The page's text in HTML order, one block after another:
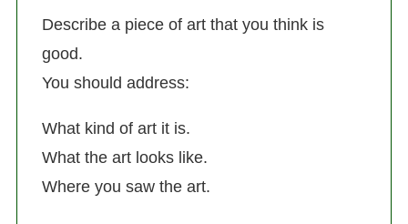
Describe a piece of art that you think is
good.
You should address:
What kind of art it is.
What the art looks like.
Where you saw the art.